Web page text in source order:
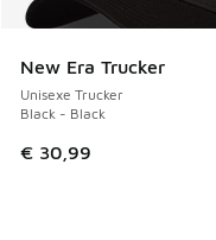
New Era Trucker
Unisexe Trucker
Black - Black
€ 30,99